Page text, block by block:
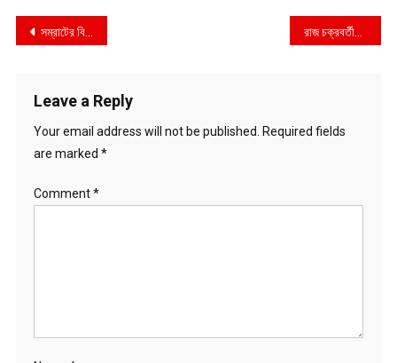
Post
সম্রাটের বিরুদ্ধে র‌্যাবের দুই মামলা
Leave a Reply
Your email address will not be published.
Required fields
are marked *
Comment*